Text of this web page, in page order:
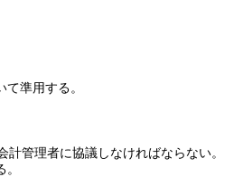
準用する。
管理者に協議しなければならない。